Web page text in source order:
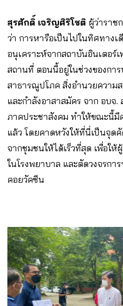
สุรศักดิ์ เจริญศิริโชติ ผู้ว่าราช
ว่า การหารือเป็นไปในทิศทางเ
อนุเคราะห์จากสถาบันอินเตอร์
สถานที่ ตอนนี้อยู่ในช่วงของกา
สาธารณูปโภค สิ่งอำนวยความ
และกำลังอาสาสมัคร จาก อบจ
ภาคประชาสังคม ทำให้ขณะนี้มี
แล้ว โดยคาดหวังให้ที่นี่เป็นจุด
จากชุมชนให้ได้เร็วที่สุด เพื่อให้
ในโรงพยาบาล และตัดวงจรกา
คอยวัคซีน